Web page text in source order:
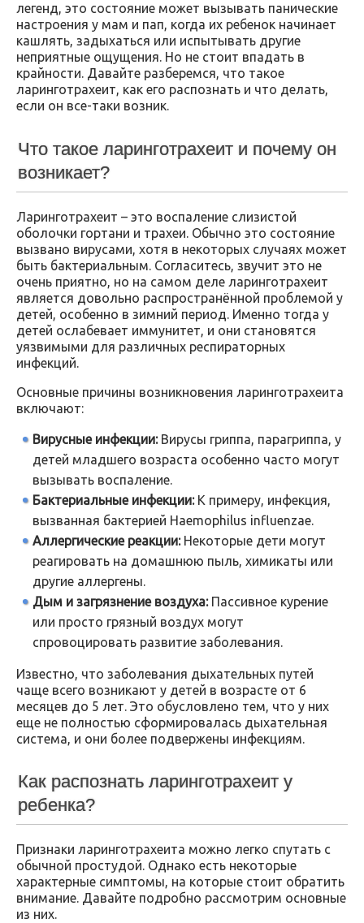
легенд, это состояние может вызывать панические
настроения у мам и пап, когда их ребенок начинает
кашлять, задыхаться или испытывать другие
неприятные ощущения. Но не стоит впадать в
крайности. Давайте разберемся, что такое
ларинготрахеит, как его распознать и что делать,
если он все-таки возник.
Что такое ларинготрахеит и почему он
возникает?
Ларинготрахеит – это воспаление слизистой
оболочки гортани и трахеи. Обычно это состояние
вызвано вирусами, хотя в некоторых случаях может
быть бактериальным. Согласитесь, звучит это не
очень приятно, но на самом деле ларинготрахеит
является довольно распространённой проблемой у
детей, особенно в зимний период. Именно тогда у
детей ослабевает иммунитет, и они становятся
уязвимыми для различных респираторных
инфекций.
Основные причины возникновения ларинготрахеита
включают:
Вирусные инфекции:Вирусы гриппа, парагриппа, у
детей младшего возраста особенно часто могут
вызывать воспаление.
Бактериальные инфекции:К примеру, инфекция,
вызванная бактерией Haemophilus influenzae.
Аллергические реакции:Некоторые дети могут
реагировать на домашнюю пыль, химикаты или
другие аллергены.
Дым и загрязнение воздуха:Пассивное курение
или просто грязный воздух могут
спровоцировать развитие заболевания.
Известно, что заболевания дыхательных путей
чаще всего возникают у детей в возрасте от 6
месяцев до 5 лет. Это обусловлено тем, что у них
еще не полностью сформировалась дыхательная
система, и они более подвержены инфекциям.
Как распознать ларинготрахеит у
ребенка?
Признаки ларинготрахеита можно легко спутать с
обычной простудой. Однако есть некоторые
характерные симптомы, на которые стоит обратить
внимание. Давайте подробно рассмотрим основные
из них.